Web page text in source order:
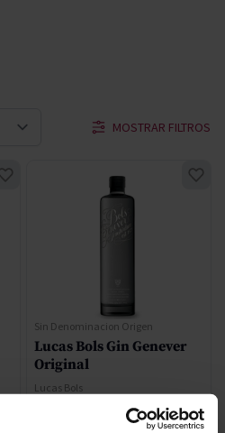
MOSTRAR FILTROS
Sin Denominacion Origen
Lucas Bols Gin Genever
Original
Lucas Bols